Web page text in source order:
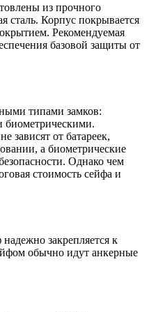
из прочного
сталь. Корпус покрывается
Рекомендуемая
базовой защиты от
типами замков:
биометрическими.
зависят от батареек,
а биометрические
Однако чем
стоимость сейфа и
закрепляется к
обычно идут анкерные